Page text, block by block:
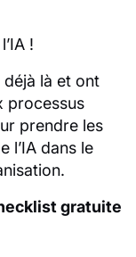
!
là et ont
processus
prendre les
l’IA dans le
gratuite